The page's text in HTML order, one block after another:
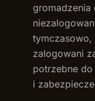
gromadzenia
tymczasowo,
zalogowani
potrzebne
i